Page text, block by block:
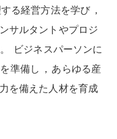
る経営方法を学び ，
サルタントやプロジ
。
ビジネスパーソンに
準備し ， あらゆる産
を備えた人材を育成